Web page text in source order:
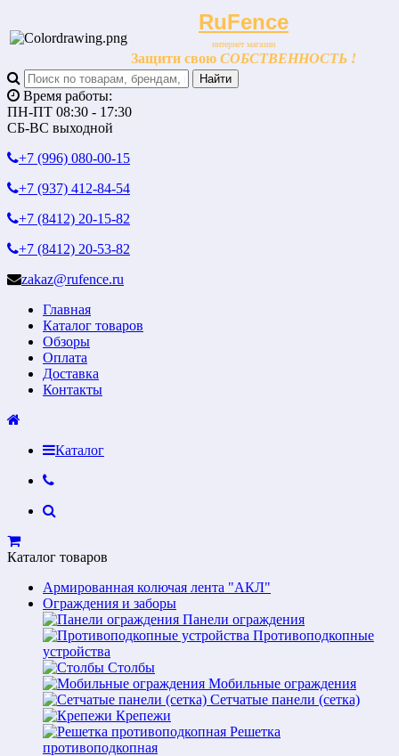
RuFence
интернет магазин
Защити свою СОБСТВЕННОСТЬ !
Время работы:
ПН-ПТ 08:30 - 17:30
СБ-ВС выходной
+7 (996) 080-00-15
+7 (937) 412-84-54
+7 (8412) 20-15-82
+7 (8412) 20-53-82
zakaz@rufence.ru
Главная
Каталог товаров
Обзоры
Оплата
Доставка
Контакты
Каталог
Каталог товаров
Армированная колючая лента "АКЛ"
Ограждения и заборы
Панели ограждения
Противоподкопные
устройства
Столбы
Мобильные ограждения
Сетчатые панели (сетка)
Крепежи
Решетка
противоподкопная